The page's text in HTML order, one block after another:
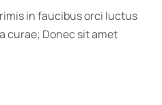
in faucibus orci luctus
curae; Donec sit amet